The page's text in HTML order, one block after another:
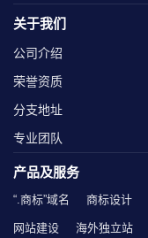
关于我们
公司介绍
荣誉资质
分支地址
专业团队
产品及服务
“.商标”域名 商标设计
网站建设 海外独立站